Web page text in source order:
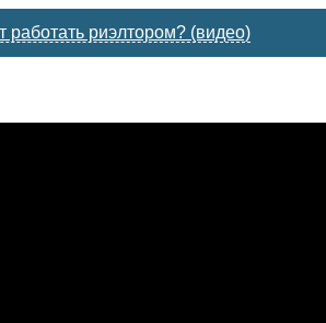
работать риэлтором? (видео)